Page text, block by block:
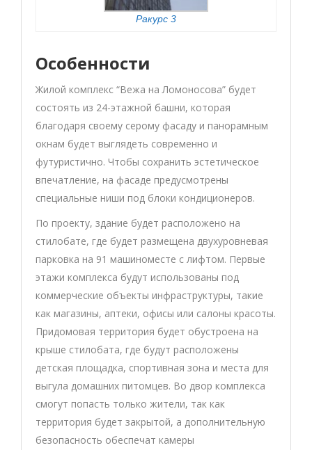
Ракурс 3
Особенности
Жилой комплекс “Вежа на Ломоносова” будет
состоять из 24-этажной башни, которая
благодаря своему серому фасаду и панорамным
окнам будет выглядеть современно и
футуристично. Чтобы сохранить эстетическое
впечатление, на фасаде предусмотрены
специальные ниши под блоки кондиционеров.
По проекту, здание будет расположено на
стилобате, где будет размещена двухуровневая
парковка на 91 машиноместе с лифтом. Первые
этажи комплекса будут использованы под
коммерческие объекты инфраструктуры, такие
как магазины, аптеки, офисы или салоны красоты.
Придомовая территория будет обустроена на
крыше стилобата, где будут расположены
детская площадка, спортивная зона и места для
выгула домашних питомцев. Во двор комплекса
смогут попасть только жители, так как
территория будет закрытой, а дополнительную
безопасность обеспечат камеры